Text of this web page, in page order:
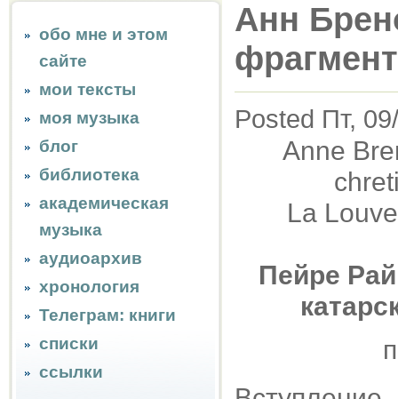
обо мне и этом
сайте
мои тексты
моя музыка
блог
библиотека
академическая
музыка
аудиоархив
хронология
Телеграм: книги
списки
ссылки
Анн
фрагмент
Posted Пт,
Anne
La
Пейре